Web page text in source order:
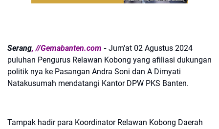
Serang, //Gemabanten.com - Jum'at 02 Agustus 2024
puluhan Pengurus Relawan Kobong yang afiliasi dukungan
politik nya ke Pasangan Andra Soni dan A Dimyati
Natakusumah mendatangi Kantor DPW PKS Banten.
Tampak hadir para Koordinator Relawan Kobong Daerah